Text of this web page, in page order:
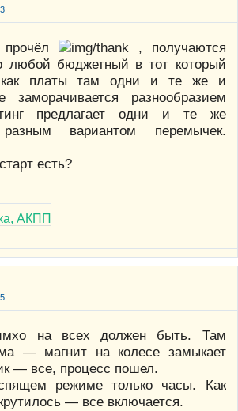
, получаются
любой бюджетный в тот который
как платы там одни и те же и
заморачивается разнообразием
предлагает одни и те же
вариантом перемычек.
есть?
АКПП
на всех должен быть. Там
— магнит на колесе замыкает
— все, процесс пошел.
режиме только часы. Как
— все включается.